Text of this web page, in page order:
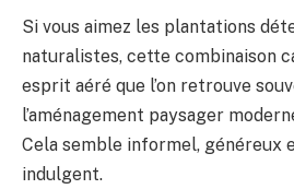
Si vous aimez les plantations
naturalistes, cette combinaison
esprit aéré que l’on retrouve
l’aménagement paysager
Cela semble informel, généreux
indulgent.